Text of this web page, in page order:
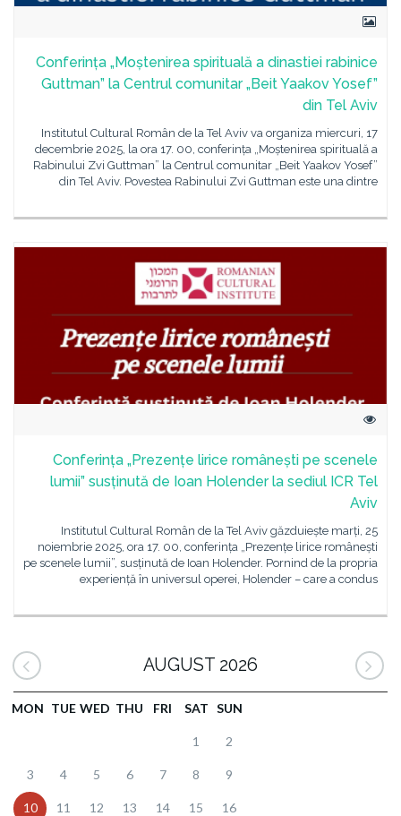
Conferința „Moștenirea spirituală a dinastiei rabinice
Guttman” la Centrul comunitar „Beit Yaakov Yosef”
din Tel Aviv
Institutul Cultural Român de la Tel Aviv va organiza miercuri, 17
decembrie 2025, la ora 17. 00, conferința „Moștenirea spirituală a
Rabinului Zvi Guttman” la Centrul comunitar „Beit Yaakov Yosef”
din Tel Aviv. Povestea Rabinului Zvi Guttman este una dintre
Conferința „Prezențe lirice românești pe scenele
lumii” susținută de Ioan Holender la sediul ICR Tel
Aviv
Institutul Cultural Român de la Tel Aviv găzduiește marți, 25
noiembrie 2025, ora 17. 00, conferința „Prezențe lirice românești
pe scenele lumii”, susținută de Ioan Holender. Pornind de la propria
experiență în universul operei, Holender – care a condus
AUGUST 2026
MON TUE WED THU FRI SAT SUN
1 2
3 4 5 6 7 8 9
10 11 12 13 14 15 16